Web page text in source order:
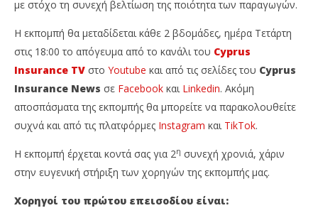
με στόχο τη συνεχή βελτίωση της ποιότητα των παραγωγών.
Η εκπομπή θα μεταδίδεται κάθε 2 βδομάδες, ημέρα Τετάρτη
στις 18:00 το απόγευμα από το κανάλι του Cyprus
Insurance TV στο Youtube και από τις σελίδες του Cyprus
Insurance News σε Facebook και Linkedin. Ακόμη
αποσπάσματα της εκπομπής θα μπορείτε να παρακολουθείτε
συχνά και από τις πλατφόρμες Instagram και TikTok.
Η εκπομπή έρχεται κοντά σας για 2η συνεχή χρονιά, χάριν
στην ευγενική στήριξη των χορηγών της εκπομπής μας.
Χορηγοί του πρώτου επεισοδίου είναι: